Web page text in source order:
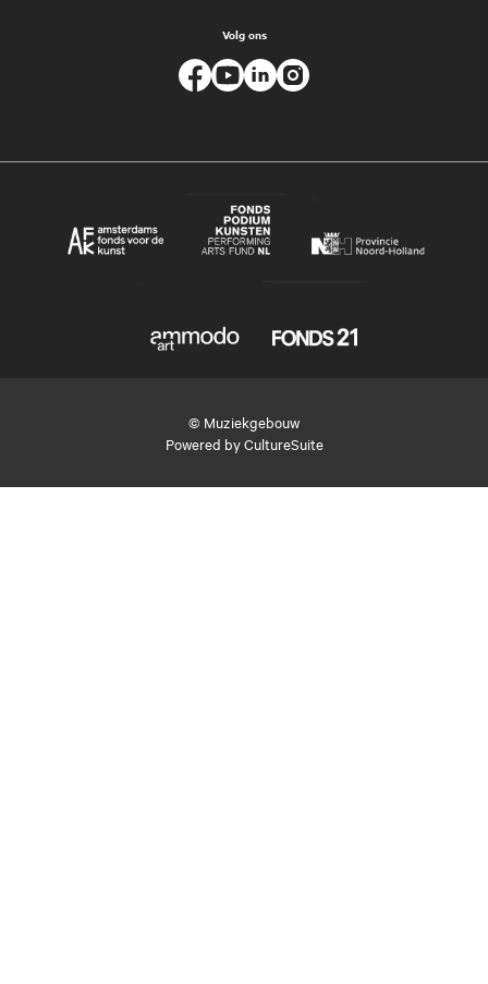
Volg ons
© Muziekgebouw
Powered byCultureSuite